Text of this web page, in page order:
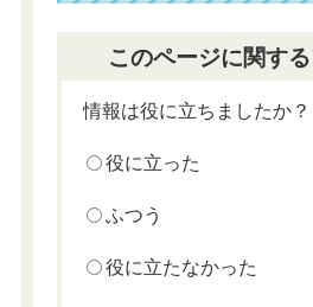
このページに関す
情報は役に立ちましたか？
役に立った
ふつう
役に立たなかった